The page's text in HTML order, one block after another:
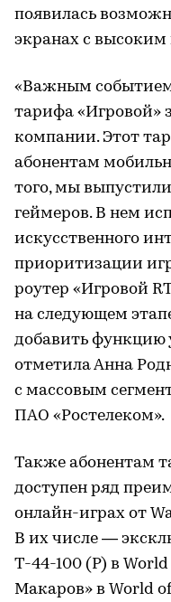
появилась
экранах с
«Важным событием
тарифа «Игровой»
компании. Этот
абонентам
того, мы
геймеров. В нем
искусственного
приоритизации
роутер «Игровой
на следующем
добавить функцию
отметила Анна
с массовым
ПАО «Ростелеком».
Также абонентам
доступен ряд
онлайн-играх от
В их числе —
Т-44-100 (Р) в
Макаров» в World